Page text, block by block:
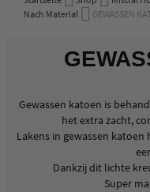
Inhalt
Nach Material
GEWASSEN
Gewassen katoen is
het extra zacht,
Lakens in gewassen
Dankzij dit lichte
Super